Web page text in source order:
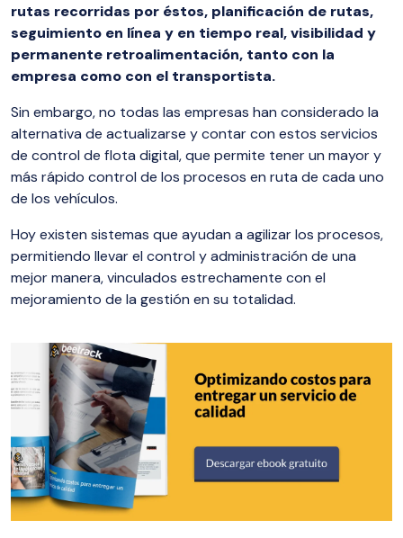
rutas recorridas por éstos, planificación de rutas,
seguimiento en línea y en tiempo real, visibilidad y
permanente retroalimentación, tanto con la
empresa como con el transportista.
Sin embargo, no todas las empresas han considerado la
alternativa de actualizarse y contar con estos servicios
de control de flota digital, que permite tener un mayor y
más rápido control de los procesos en ruta de cada uno
de los vehículos.
Hoy existen sistemas que ayudan a agilizar los procesos,
permitiendo llevar el control y administración de una
mejor manera, vinculados estrechamente con el
mejoramiento de la gestión en su totalidad.